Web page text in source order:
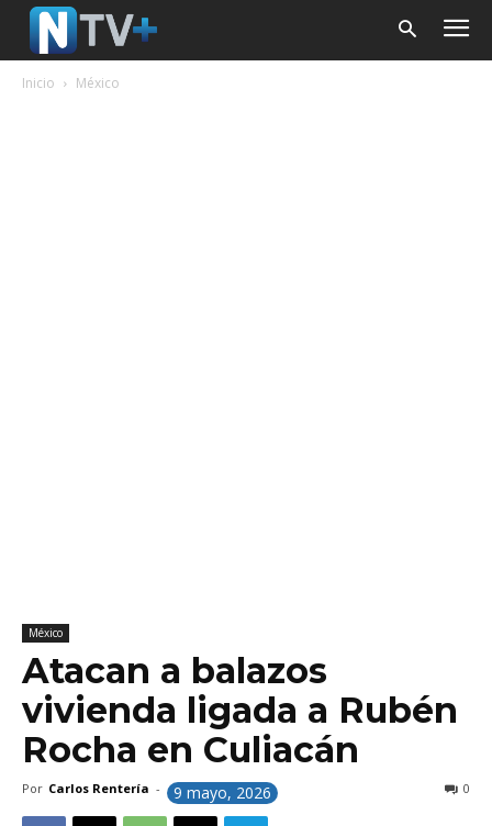
Inicio México
México
Atacan a balazos
vivienda ligada a Rubén
Rocha en Culiacán
Por Carlos Rentería - 9 mayo, 2026 0